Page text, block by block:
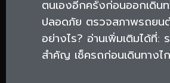
ตนเองอีกครั้งก่อนออกเดิน
ปลอดภัย ตรวจสภาพรถยน
อย่างไร? อ่านเพิ่มเติมได้ที่
สำคัญ เช็ครถก่อนเดินทางไ